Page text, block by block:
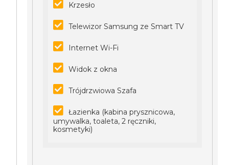
Krzesło
Telewizor Samsung ze Smart TV
Internet Wi-Fi
Widok z okna
Trójdrzwiowa Szafa
Łazienka (kabina prysznicowa,
umywalka, toaleta, 2 ręczniki,
kosmetyki)